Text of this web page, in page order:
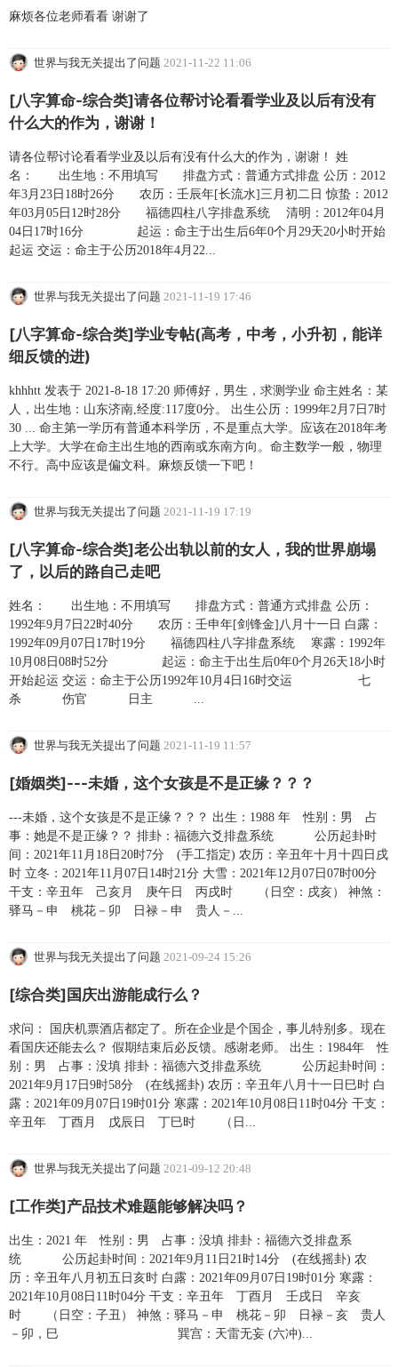
麻烦各位老师看看 谢谢了
世界与我无关提出了问题 2021-11-22 11:06
[八字算命-综合类]请各位帮讨论看看学业及以后有没有
什么大的作为，谢谢！
请各位帮讨论看看学业及以后有没有什么大的作为，谢谢！ 姓
名： 出生地：不用填写 排盘方式：普通方式排盘 公历：2012
年3月23日18时26分 农历：壬辰年[长流水]三月初二日 惊蛰：2012
年03月05日12时28分 福德四柱八字排盘系统 清明：2012年04月
04日17时16分 起运：命主于出生后6年0个月29天20小时开始
起运 交运：命主于公历2018年4月22...
世界与我无关提出了问题 2021-11-19 17:46
[八字算命-综合类]学业专帖(高考，中考，小升初，能详
细反馈的进)
khhhtt 发表于 2021-8-18 17:20 师傅好，男生，求测学业 命主姓名：某
人，出生地：山东济南,经度:117度0分。 出生公历：1999年2月7日7时
30 ... 命主第一学历有普通本科学历，不是重点大学。应该在2018年考
上大学。大学在命主出生地的西南或东南方向。命主数学一般，物理
不行。高中应该是偏文科。麻烦反馈一下吧！
世界与我无关提出了问题 2021-11-19 17:19
[八字算命-综合类]老公出轨以前的女人，我的世界崩塌
了，以后的路自己走吧
姓名： 出生地：不用填写 排盘方式：普通方式排盘 公历：
1992年9月7日22时40分 农历：壬申年[剑锋金]八月十一日 白露：
1992年09月07日17时19分 福德四柱八字排盘系统 寒露：1992年
10月08日08时52分 起运：命主于出生后0年0个月26天18小时
开始起运 交运：命主于公历1992年10月4日16时交运 七
杀 伤官 日主 ...
世界与我无关提出了问题 2021-11-19 11:57
[婚姻类]---未婚，这个女孩是不是正缘？？？
---未婚，这个女孩是不是正缘？？？ 出生：1988 年 性别：男 占
事：她是不是正缘？？ 排卦：福德六爻排盘系统 公历起卦时
间：2021年11月18日20时7分 (手工指定) 农历：辛丑年十月十四日戌
时 立冬：2021年11月07日14时21分 大雪：2021年12月07日07时00分
干支：辛丑年 己亥月 庚午日 丙戌时 （日空：戌亥） 神煞：
驿马－申 桃花－卯 日禄－申 贵人－...
世界与我无关提出了问题 2021-09-24 15:26
[综合类]国庆出游能成行么？
求问： 国庆机票酒店都定了。所在企业是个国企，事儿特别多。现在
看国庆还能去么？ 假期结束后必反馈。感谢老师。 出生：1984年 性
别：男 占事：没填 排卦：福德六爻排盘系统 公历起卦时间：
2021年9月17日9时58分 (在线摇卦) 农历：辛丑年八月十一日巳时 白
露：2021年09月07日19时01分 寒露：2021年10月08日11时04分 干支：
辛丑年 丁酉月 戊辰日 丁巳时 （日...
世界与我无关提出了问题 2021-09-12 20:48
[工作类]产品技术难题能够解决吗？
出生：2021 年 性别：男 占事：没填 排卦：福德六爻排盘系
统 公历起卦时间：2021年9月11日21时14分 (在线摇卦) 农
历：辛丑年八月初五日亥时 白露：2021年09月07日19时01分 寒露：
2021年10月08日11时04分 干支：辛丑年 丁酉月 壬戌日 辛亥
时 （日空：子丑） 神煞：驿马－申 桃花－卯 日禄－亥 贵人
－卯，巳 巽宫：天雷无妄 (六冲)...